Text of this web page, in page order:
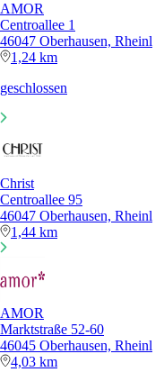
AMOR
Centroallee 1
46047 Oberhausen, Rheinl
1,24 km
geschlossen
Christ
Centroallee 95
46047 Oberhausen, Rheinl
1,44 km
AMOR
Marktstraße 52-60
46045 Oberhausen, Rheinl
4,03 km